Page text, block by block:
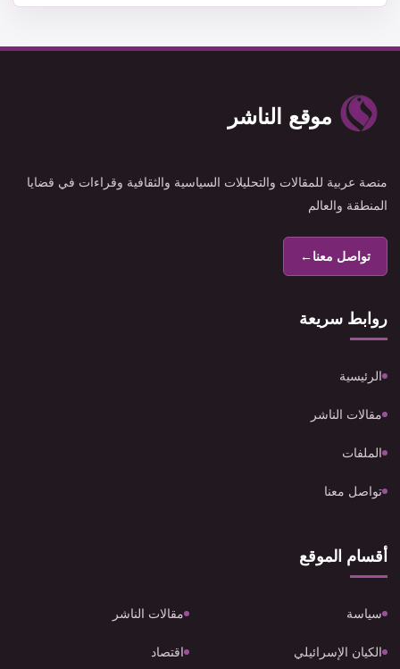
موقع الناشر
منصة عربية للمقالات والتحليلات السياسية والثقافية وقراءات في قضايا
المنطقة والعالم
تواصل معنا←
روابط سريعة
الرئيسية
مقالات الناشر
الملفات
تواصل معنا
أقسام الموقع
سياسة مقالات الناشر
الكيان الإسرائيلي اقتصاد